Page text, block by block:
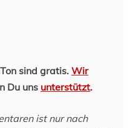
sind gratis. Wir
Du uns unterstützt.
ist nur nach